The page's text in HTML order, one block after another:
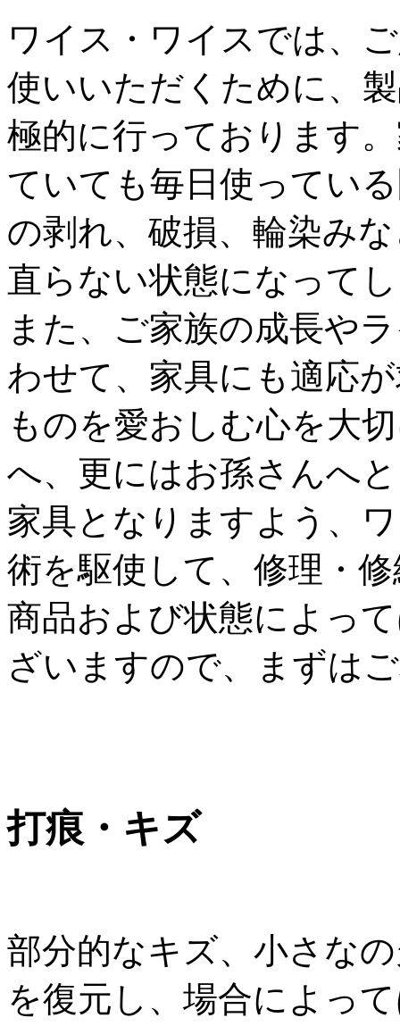
ワイス・ワイスでは、
使いいただくために、
極的に行っております
ていても毎日使ってい
の剥れ、破損、輪染み
直らない状態になって
また、ご家族の成長や
わせて、家具にも適応
ものを愛おしむ心を大
へ、更にはお孫さんへ
家具となりますよう、
術を駆使して、修理・
商品および状態によっ
ざいますので、まずは
打痕・キズ
部分的なキズ、小さな
を復元し、場合によっ